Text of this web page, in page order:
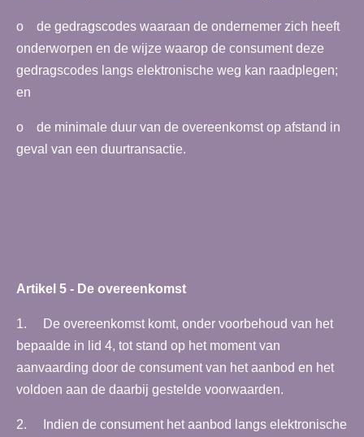
o de gedragscodes waaraan de ondernemer zich heeft
onderworpen en de wijze waarop de consument deze
gedragscodes langs elektronische weg kan raadplegen;
en
o de minimale duur van de overeenkomst op afstand in
geval van een duurtransactie.
Artikel 5 - De overeenkomst
1. De overeenkomst komt, onder voorbehoud van het
bepaalde in lid 4, tot stand op het moment van
aanvaarding door de consument van het aanbod en het
voldoen aan de daarbij gestelde voorwaarden.
2. Indien de consument het aanbod langs elektronische